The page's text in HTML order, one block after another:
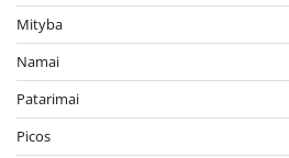
Mityba
Namai
Patarimai
Picos